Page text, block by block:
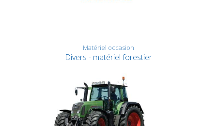
Matériel occasion
Divers - matériel forestier